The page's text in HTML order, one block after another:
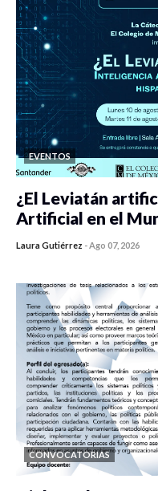
EVENTOS
¿El Leviatán
Artificial en el
Laura Gutiérrez -Ago 07, 2026
CONVOCATORIAS